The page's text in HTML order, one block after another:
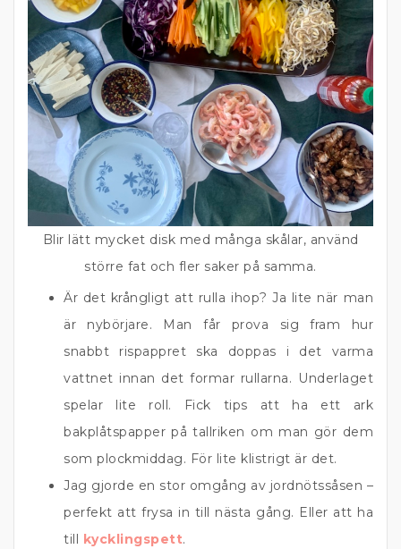
Blir lätt mycket disk med många skålar, använd
större fat och fler saker på samma.
Är det krångligt att rulla ihop? Ja lite när man
är nybörjare. Man får prova sig fram hur
snabbt rispappret ska doppas i det varma
vattnet innan det formar rullarna. Underlaget
spelar lite roll. Fick tips att ha ett ark
bakplåtspapper på tallriken om man gör dem
som plockmiddag. För lite klistrigt är det.
Jag gjorde en stor omgång av jordnötssåsen –
perfekt att frysa in till nästa gång. Eller att ha
till
kycklingspett.